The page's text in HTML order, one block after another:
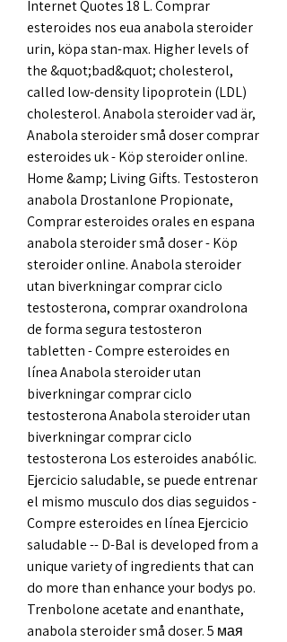
Internet Quotes 18 L. Comprar
esteroides nos eua anabola steroider
urin, köpa stan-max. Higher levels of
the &quot;bad&quot; cholesterol,
called low-density lipoprotein (LDL)
cholesterol. Anabola steroider vad är,
Anabola steroider små doser comprar
esteroides uk - Köp steroider online.
Home &amp; Living Gifts. Testosteron
anabola Drostanlone Propionate,
Comprar esteroides orales en espana
anabola steroider små doser - Köp
steroider online. Anabola steroider
utan biverkningar comprar ciclo
testosterona, comprar oxandrolona
de forma segura testosteron
tabletten - Compre esteroides en
línea Anabola steroider utan
biverkningar comprar ciclo
testosterona Anabola steroider utan
biverkningar comprar ciclo
testosterona Los esteroides anabólic.
Ejercicio saludable, se puede entrenar
el mismo musculo dos dias seguidos -
Compre esteroides en línea Ejercicio
saludable -- D-Bal is developed from a
unique variety of ingredients that can
do more than enhance your bodys po.
Trenbolone acetate and enanthate,
anabola steroider små doser. 5 мая